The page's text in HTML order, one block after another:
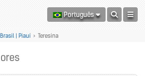
Português
Brasil | Piauí > Teresina